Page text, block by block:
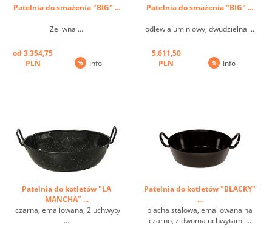
Patelnia do smażenia "BIG" ...
Żeliwna ...
od 3.354,75
PLN
Info
Patelnia do smażenia "BIG" ...
odlew aluminiowy, dwudzielna ...
5.611,50
PLN
Info
Patelnia do kotletów "LA
MANCHA" ...
czarna, emaliowana, 2 uchwyty
...
Patelnia do kotletów "BLACKY"
...
blacha stalowa, emaliowana na
czarno, z dwoma uchwytami ...